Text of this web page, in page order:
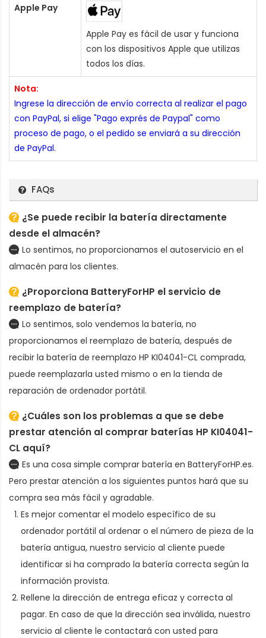
Apple Pay
Apple Pay es fácil de usar y funciona
con los dispositivos Apple que utilizas
todos los días.
Nota:
Ingrese la dirección de envío correcta al realizar el pago
con PayPal, si elige "Pago exprés de Paypal" como
proceso de pago, o el pedido se enviará a su dirección
de PayPal.
FAQs
¿Se puede recibir la batería directamente
desde el almacén?
Lo sentimos, no proporcionamos el autoservicio en el
almacén para los clientes.
¿Proporciona BatteryForHP el servicio de
reemplazo de batería?
Lo sentimos, solo vendemos la batería, no
proporcionamos el reemplazo de batería, después de
recibir la batería de reemplazo HP KI04041-CL comprada,
puede reemplazarla usted mismo o en la tienda de
reparación de ordenador portátil.
¿Cuáles son los problemas a que se debe
prestar atención al comprar baterías HP KI04041-
CL aquí?
Es una cosa simple comprar batería en BatteryForHP.es.
Pero prestar atención a los siguientes puntos hará que su
compra sea más fácil y agradable.
Es mejor comentar el modelo específico de su
ordenador portátil al ordenar o el número de pieza de la
batería antigua, nuestro servicio al cliente puede
identificar si ha comprado la batería correcta según la
información provista.
Rellene la dirección de entrega eficaz y correcta al
pagar. En caso de que la dirección sea inválida, nuestro
servicio al cliente le contactará con usted para